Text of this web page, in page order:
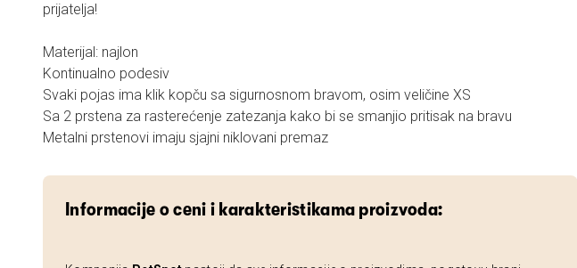
prijatelja!
Materijal: najlon
Kontinualno podesiv
Svaki pojas ima klik kopču sa sigurnosnom bravom, osim veličine XS
Sa 2 prstena za rasterećenje zatezanja kako bi se smanjio pritisak na bravu
Metalni prstenovi imaju sjajni niklovani premaz
Informacije o ceni i karakteristikama proizvoda: